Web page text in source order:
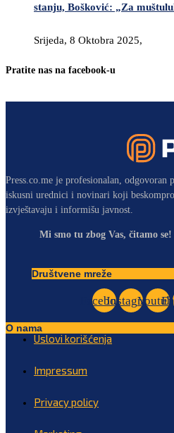
stanju, Bošković: „Za
Srijeda, 8 Oktobra 2025,
Pratite nas na facebook-u
Press.co.me je profesionalan, odgovoran
iskusni urednici i novinari koji
izvještavaju i informišu javnost.
Mi smo tu zbog Vas, čitamo se!
Društvene mreže
Facebook
Instagram
O nama
Uslovi korišćenja
Impressum
Privacy policy